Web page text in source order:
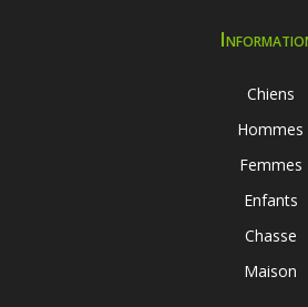
Chiens
Hommes
Femmes
Enfants
Chasse
Maison